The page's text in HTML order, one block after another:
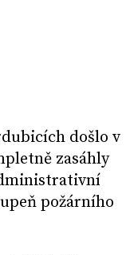
došlo v
zasáhly
požárního